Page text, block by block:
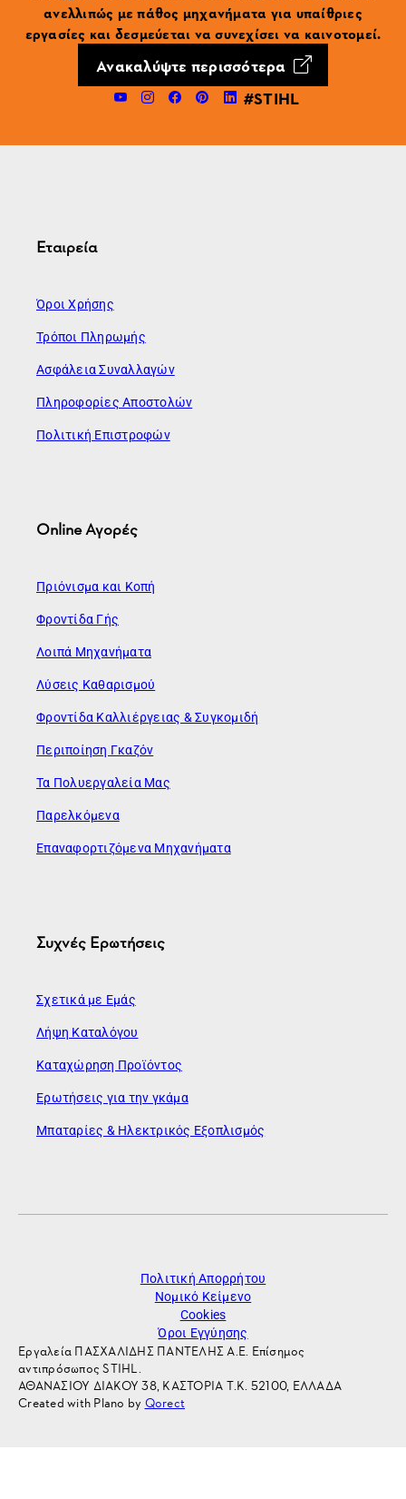
ανελλιπώς με πάθος μηχανήματα για υπαίθριες
εργασίες και δεσμεύεται να συνεχίσει να καινοτομεί.
Ανακαλύψτε περισσότερα
#STIHL
Εταιρεία
Όροι Χρήσης
Τρόποι Πληρωμής
Ασφάλεια Συναλλαγών
Πληροφορίες Αποστολών
Πολιτική Επιστροφών
Online Αγορές
Πριόνισμα και Κοπή
Φροντίδα Γής
Λοιπά Μηχανήματα
Λύσεις Καθαρισμού
Φροντίδα Καλλιέργειας & Συγκομιδή
Περιποίηση Γκαζόν
Τα Πολυεργαλεία Μας
Παρελκόμενα
Επαναφορτιζόμενα Μηχανήματα
Συχνές Ερωτήσεις
Σχετικά με Εμάς
Λήψη Καταλόγου
Καταχώρηση Προϊόντος
Ερωτήσεις για την γκάμα
Μπαταρίες & Ηλεκτρικός Εξοπλισμός
Πολιτική Απορρήτου
Νομικό Κείμενο
Cookies
Όροι Εγγύησης
Εργαλεία ΠΑΣΧΑΛΙΔΗΣ ΠΑΝΤΕΛΗΣ Α.Ε. Επίσημος
αντιπρόσωπος STIHL.
ΑΘΑΝΑΣΙΟΥ ΔΙΑΚΟΥ 38, ΚΑΣΤΟΡΙΑ Τ.Κ. 52100, ΕΛΛΑΔΑ
Created with Plano by Qorect